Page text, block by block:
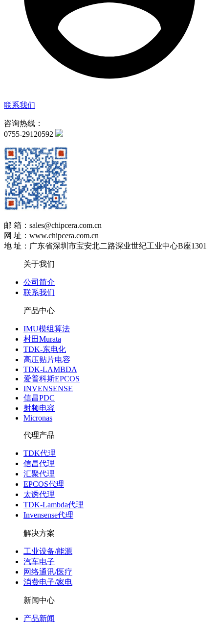
联系我们
咨询热线：
0755-29120592
邮 箱：sales@chipcera.com.cn
网 址：www.chipcera.com.cn
地 址：广东省深圳市宝安北二路深业世纪工业中心B座1301
关于我们
公司简介
联系我们
产品中心
IMU模组算法
村田Murata
TDK-东电化
高压贴片电容
TDK-LAMBDA
爱普科斯EPCOS
INVENSENSE
信昌PDC
射频电容
Micronas
代理产品
TDK代理
信昌代理
汇聚代理
EPCOS代理
太诱代理
TDK-Lambda代理
Invensense代理
解决方案
工业设备/能源
汽车电子
网络通讯/医疗
消费电子/家电
新闻中心
产品新闻